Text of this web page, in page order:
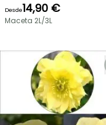
Desde14,90 €
Maceta 2L/3L